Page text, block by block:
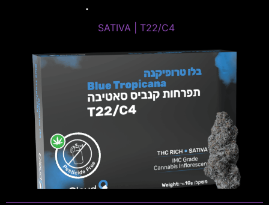
SATIVA | T22/C4 ​
SATIVA | T22/C4
THC: 20%-24% | CBD: 0%-1%
טרפנים דומיננטים: Limonene , Myrcene ,
Caryophyllene
פתיחות שקית ומלאי זמין